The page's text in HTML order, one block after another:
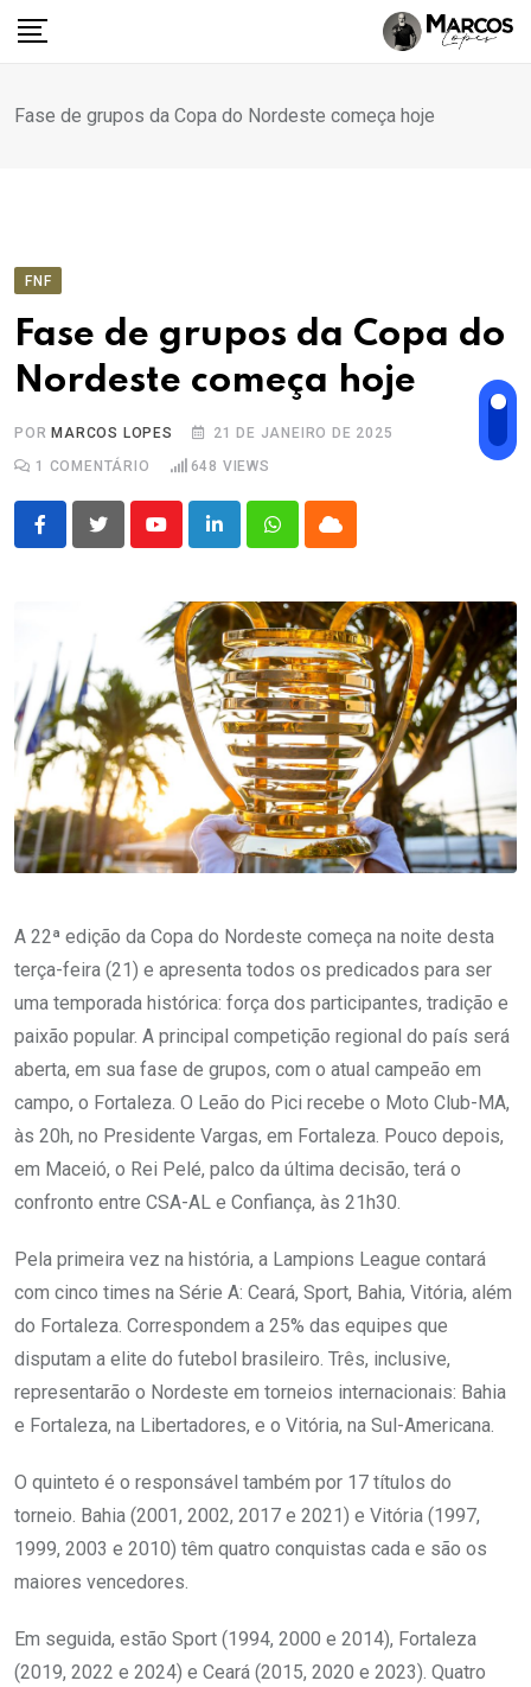
para
conteúdo
Fase de grupos da Copa do Nordeste começa hoje
FNF
Fase de grupos da Copa do
Nordeste começa hoje
PORMARCOS LOPES
21 DE JANEIRO DE 2025
1 COMENTÁRIO 648 VIEWS
YoutubeLinkedInWhatsappCloud
A 22ª edição da Copa do Nordeste começa na noite desta
terça-feira (21) e apresenta todos os predicados para ser
uma temporada histórica: força dos participantes, tradição e
paixão popular. A principal competição regional do país será
aberta, em sua fase de grupos, com o atual campeão em
campo, o Fortaleza. O Leão do Pici recebe o Moto Club-MA,
às 20h, no Presidente Vargas, em Fortaleza. Pouco depois,
em Maceió, o Rei Pelé, palco da última decisão, terá o
confronto entre CSA-AL e Confiança, às 21h30.
Pela primeira vez na história, a Lampions League contará
com cinco times na Série A: Ceará, Sport, Bahia, Vitória, além
do Fortaleza. Correspondem a 25% das equipes que
disputam a elite do futebol brasileiro. Três, inclusive,
representarão o Nordeste em torneios internacionais: Bahia
e Fortaleza, na Libertadores, e o Vitória, na Sul-Americana.
O quinteto é o responsável também por 17 títulos do
torneio. Bahia (2001, 2002, 2017 e 2021) e Vitória (1997,
1999, 2003 e 2010) têm quatro conquistas cada e são os
maiores vencedores.
Em seguida, estão Sport (1994, 2000 e 2014), Fortaleza
(2019, 2022 e 2024) e Ceará (2015, 2020 e 2023). Quatro